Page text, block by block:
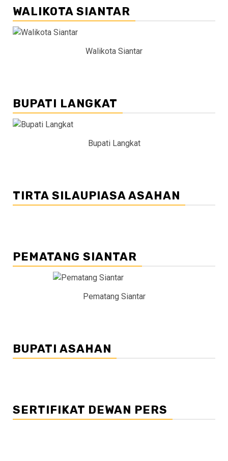
WALIKOTA SIANTAR
Walikota Siantar
BUPATI LANGKAT
Bupati Langkat
TIRTA SILAUPIASA ASAHAN
PEMATANG SIANTAR
Pematang Siantar
BUPATI ASAHAN
SERTIFIKAT DEWAN PERS